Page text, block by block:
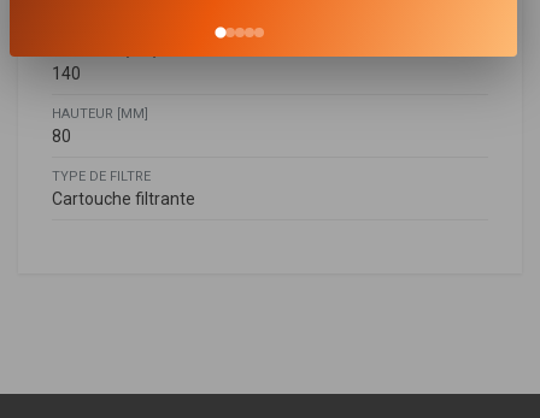
140
HAUTEUR [MM]
80
TYPE DE FILTRE
Cartouche filtrante